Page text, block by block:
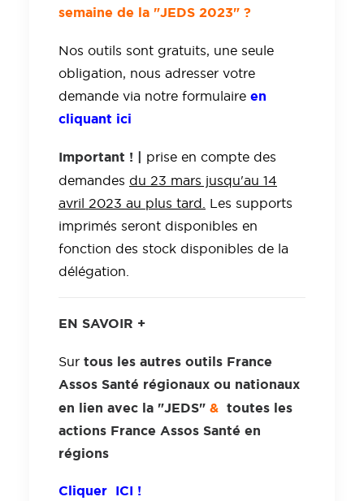
semaine de la "JEDS 2023" ?
Nos outils sont gratuits, une seule
obligation, nous adresser votre
demande via notre formulaire en
cliquant ici
Important ! | prise en compte des
demandes du 23 mars jusqu'au 14
avril 2023 au plus tard.
Les supports
imprimés seront disponibles en
fonction des stock disponibles de la
délégation.
EN SAVOIR +
Sur tous les autres outils France
Assos Santé régionaux ou nationaux
en lien avec la "JEDS" & toutes les
actions France Assos Santé en
régions
Cliquer ICI !